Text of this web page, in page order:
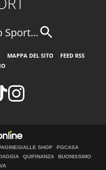
Sport...
MAPPA DEL SITO
FEED RSS
SHOP
PGCASA
QUIFINANZA
BUONISSIMO